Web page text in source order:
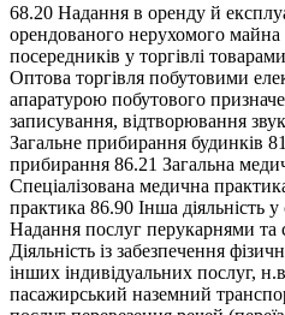
68.20 Надання в оренду й
орендованого нерухомого майна
посередників у торгівлі
Оптова торгівля побутовими
апаратурою побутового
записування, відтворювання
Загальне прибирання будинків
прибирання 86.21 Загальна
Спеціалізована медична
практика 86.90 Інша діяльність
Надання послуг перукарнями та
Діяльність із забезпечення
інших індивідуальних послуг,
пасажирський наземний